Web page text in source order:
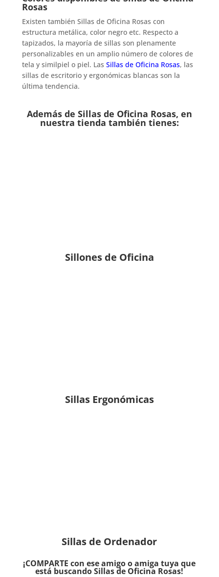
Rosas
Existen también Sillas de Oficina Rosas con
estructura metálica, color negro etc. Respecto a
tapizados, la mayoría de sillas son plenamente
personalizables en un amplio número de colores de
tela y similpiel o piel. Las Sillas de Oficina Rosas, las
sillas de escritorio y ergonómicas blancas son la
última tendencia.
Además de Sillas de Oficina Rosas, en
nuestra tienda también tienes:
Sillones de Oficina
Sillas Ergonómicas
Sillas de Ordenador
¡COMPARTE con ese amigo o amiga tuya que
está buscando Sillas de Oficina Rosas!